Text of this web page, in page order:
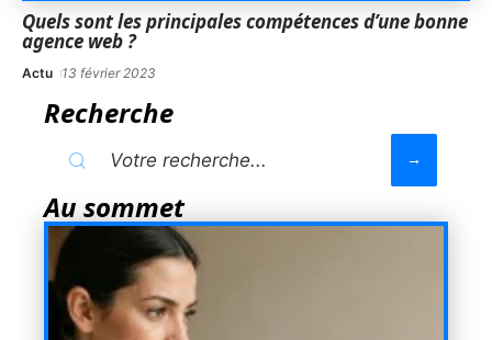
Quels sont les principales compétences d’une bonne
agence web ?
Actu 13 février 2023
Recherche
Au sommet